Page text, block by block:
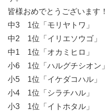
皆様おめでとうございます！
中3 1位「モリヤトワ」
中2 1位「イリエソウゴ」
中1 1位「オカミヒロ」
小6 1位「ハルグチシオン」
小5 1位「イケダコハル」
小4 1位「シラチハル」
小3 1位「イトホタル」